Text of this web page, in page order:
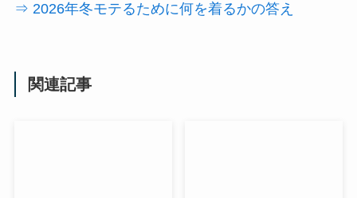
⇒ 2026年冬モテるために何を着るかの答え
関連記事